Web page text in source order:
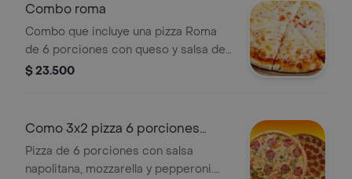
Combo roma
Combo que incluye una pizza Roma
de 6 porciones con queso y salsa de
tomate, y una gaseosa de 250 ml.
$ 23.500
Como 3x2 pizza 6 porciones
pepperoni
Pizza de 6 porciones con salsa
napolitana, mozzarella y pepperoni.